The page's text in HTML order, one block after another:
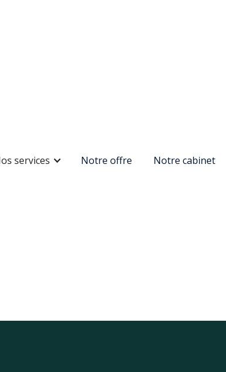
services Notre offre Notre cabinet